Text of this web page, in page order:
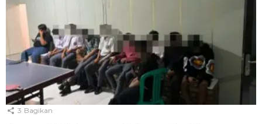
3 Bagikan